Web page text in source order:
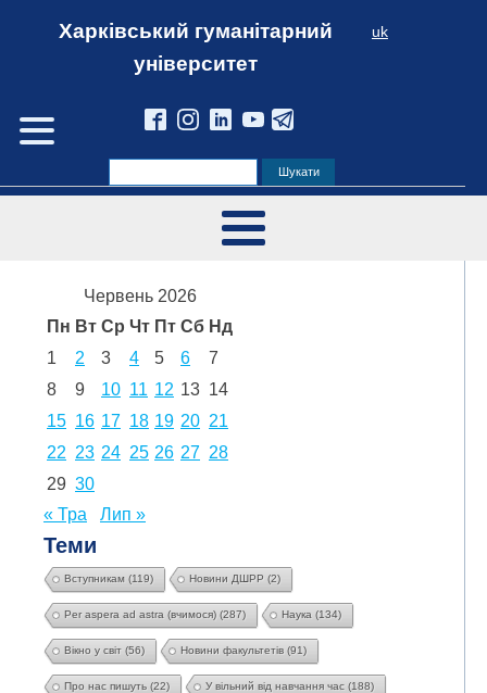
Харківський гуманітарний
університет
uk
Червень 2026
Пн Вт Ср Чт Пт Сб Нд
1
2 3 4 5 6
7
8
9 10 11 12 13 14
15 16 17 18 19 20 21
22 23 24 25 26 27 28
29 30
« Тра
Лип »
Теми
Вступникам (119) Новини ДШРР (2)
Per aspera ad astra (вчимося) (287) Наука (134)
Вікно у світ (56) Новини факультетів (91)
Про нас пишуть (22) У вільний від навчання час (188)